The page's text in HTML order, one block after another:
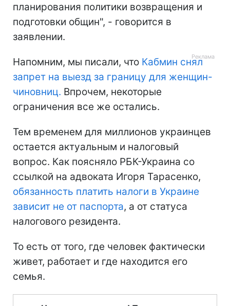
планирования политики возвращения и
подготовки общин", - говорится в
заявлении.
Напомним, мы писали, что Кабмин снял
запрет на выезд за границу для женщин-
чиновниц. Впрочем, некоторые
ограничения все же остались.
Тем временем для миллионов украинцев
остается актуальным и налоговый
вопрос. Как поясняло РБК-Украина со
ссылкой на адвоката Игоря Тарасенко,
обязанность платить налоги в Украине
зависит не от паспорта, а от статуса
налогового резидента.
То есть от того, где человек фактически
живет, работает и где находится его
семья.